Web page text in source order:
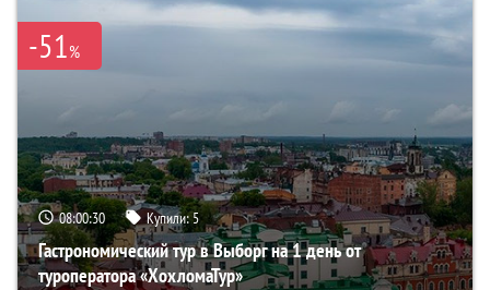
-51%
08:00:29 Купили:5
Гастрономический тур в Выборг на 1 день от
туроператора «ХохломаТур»